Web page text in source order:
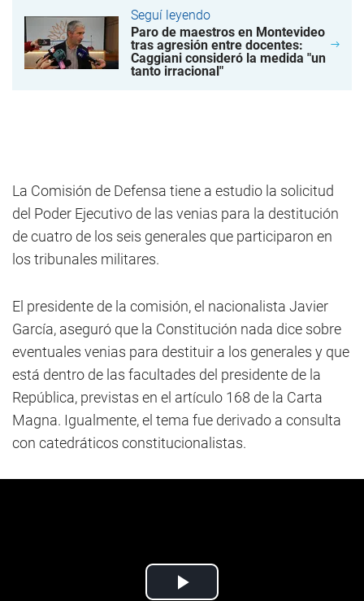
Seguí leyendo
Paro de maestros en Montevideo
tras agresión entre docentes:
Caggiani consideró la medida "un
tanto irracional"
La Comisión de Defensa tiene a estudio la solicitud
del Poder Ejecutivo de las venias para la destitución
de cuatro de los seis generales que participaron en
los tribunales militares.
El presidente de la comisión, el nacionalista Javier
García, aseguró que la Constitución nada dice sobre
eventuales venias para destituir a los generales y que
está dentro de las facultades del presidente de la
República, previstas en el artículo 168 de la Carta
Magna. Igualmente, el tema fue derivado a consulta
con catedráticos constitucionalistas.